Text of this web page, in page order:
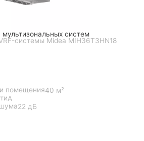
мультизональных систем
системы Midea MIH36T3HN18
40 м²
A
22 дБ